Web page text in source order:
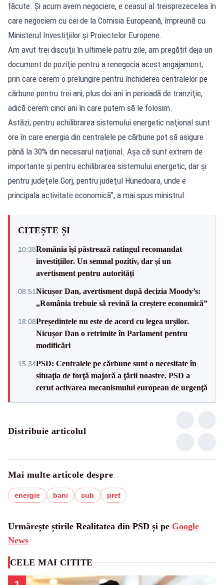
făcute. Şi acum avem negociere, e ceasul al treisprezecelea în
care negociem cu cei de la Comisia Europeană, împreună cu
Ministerul Investiţiilor şi Proiectelor Europene.
Am avut trei discuţii în ultimele patru zile, am pregătit deja un
document de poziţie pentru a renegocia acest angajament,
prin care cerem o prelungire pentru închiderea centralelor pe
cărbune pentru trei ani, plus doi ani în perioadă de tranziţie,
adică cerem cinci ani în care putem să le folosim.
Astăzi, pentru echilibrarea sistemului energetic naţional sunt
ore în care energia din centralele pe cărbune pot să asigure
până la 30% din necesarul naţional. Aşa că sunt extrem de
importante şi pentru echilibrarea sistemului energetic, dar şi
pentru judeţele Gorj, pentru judeţul Hunedoara, unde e
principala activitate economică”, a mai spus ministrul.
CITEȘTE ȘI
10:38România își păstrează ratingul recomandat
investițiilor. Un semnal pozitiv, dar și un
avertisment pentru autorități
08:51Nicușor Dan, avertisment după decizia Moody’s:
„România trebuie să revină la creștere economică”
18:08Președintele nu este de acord cu legea urșilor.
Nicușor Dan o retrimite în Parlament pentru
modificări
15:34PSD: Centralele pe cărbune sunt o necesitate în
situaţia de forţă majoră a ţării noastre. PSD a
cerut activarea mecanismului european de urgenţă
Distribuie articolul
Mai multe articole despre
energie bani cub pret
Urmărește știrile Realitatea din PSD și pe Google
News
CELE MAI CITITE